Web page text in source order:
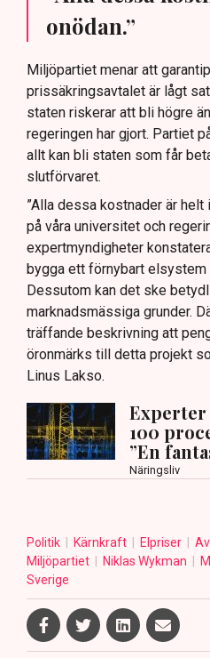
onödan.”
Miljöpartiet menar att
prissäkringsavtalet är lågt
staten riskerar att bli högre
regeringen har gjort. Partiet
allt kan bli staten som får
slutförvaret.
”Alla dessa kostnader är
på våra universitet och
expertmyndigheter
bygga ett förnybart elsystem
Dessutom kan det ske
marknadsmässiga grunder.
träffande beskrivning att
öronmärks till detta projekt
Linus Lakso.
Experter
100
”En
Näringsliv
Politik Kärnkraft Elpriser
Miljöpartiet
Niklas Wykman
Sverige